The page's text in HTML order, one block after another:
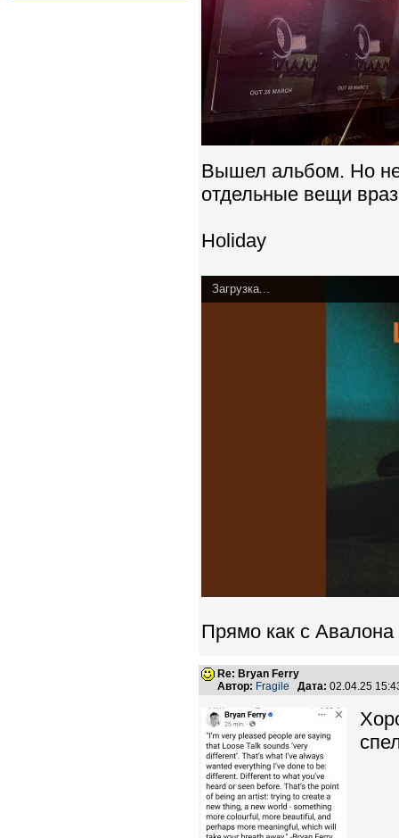
Вышел альбом. Но не
отдельные вещи
Holiday
Загрузка...
Прямо как с
Re: Bryan Ferry
Автор: Fragile Дата: 02.04.25